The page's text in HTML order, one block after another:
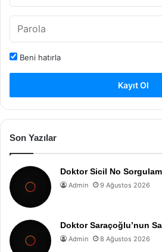
Beni hatırla
Kayıt Ol
Son Yazılar
Doktor Sicil No
Admin 9 Ağustos 2026
Doktor Saraçoğlu’nun
Admin 8 Ağustos 2026